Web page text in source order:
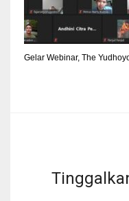
Gelar Webinar, The